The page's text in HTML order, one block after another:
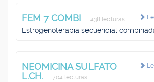
FEM 7 COMBI 438 lecturas
Estrogenoterapia secuencial
NEOMICINA SULFATO
L.CH.
704 lecturas